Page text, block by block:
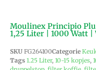
Moulinex Principio
1,25 Liter | 1000 Watt |
SKU FG264100Categorie
Tags 1.25 Liter, 10-15 kopjes,